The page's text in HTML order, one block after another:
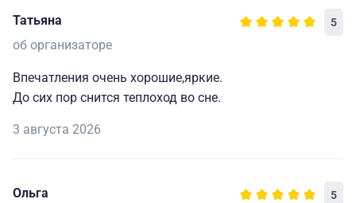
Татьяна 5
об организаторе
Впечатления очень хорошие,яркие.
До сих пор снится теплоход во сне.
3 августа 2026
Ольга 5